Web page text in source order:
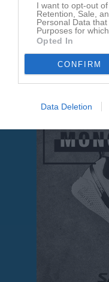
I want to opt-out of
Retention, Sale,
Personal Data
Purposes for
Opted In
CONFIRM
Data Deletion
Facebook